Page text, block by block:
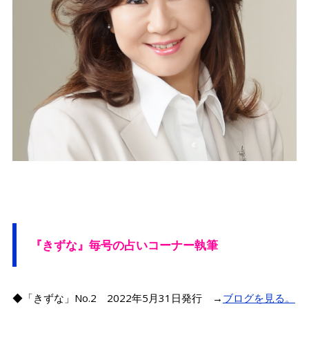
『きずな』毎号の占いコーナー執筆
◆「きずな」No.2 2022年5月31日発行 → ブログを見る。